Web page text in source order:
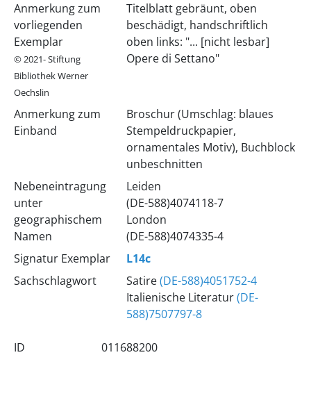
Anmerkung zum
vorliegenden
Exemplar
© 2021- Stiftung
Bibliothek Werner
Oechslin
Titelblatt gebräunt, oben
beschädigt, handschriftlich
oben links: "... [nicht lesbar]
Opere di Settano"
Anmerkung zum
Einband
Broschur (Umschlag: blaues
Stempeldruckpapier,
ornamentales Motiv), Buchblock
unbeschnitten
Nebeneintragung
unter
geographischem
Namen
Leiden
(DE-588)4074118-7
London
(DE-588)4074335-4
Signatur Exemplar
L14c
Sachschlagwort
Satire(DE-588)4051752-4
Italienische Literatur(DE-
588)7507797-8
ID 011688200